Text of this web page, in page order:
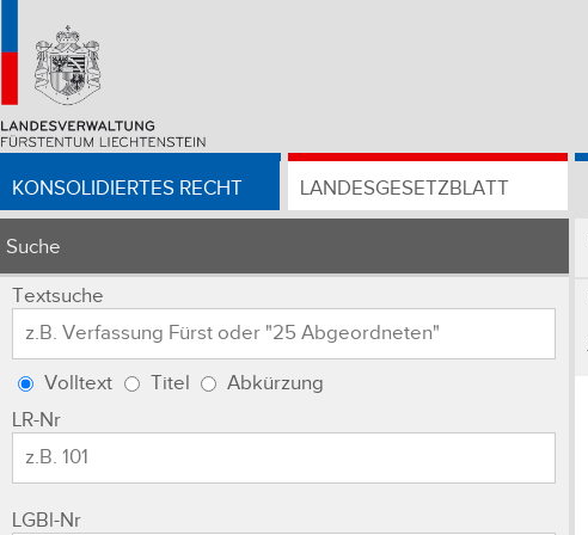
KONSOLIDIERTES RECHT LANDESGESETZBLATT
Suche
Textsuche
Volltext Titel
Abkürzung
LR-Nr
LGBl-Nr